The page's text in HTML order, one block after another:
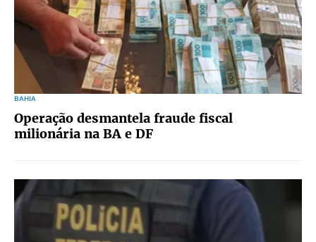
BAHIA
Operação desmantela fraude fiscal
milionária na BA e DF